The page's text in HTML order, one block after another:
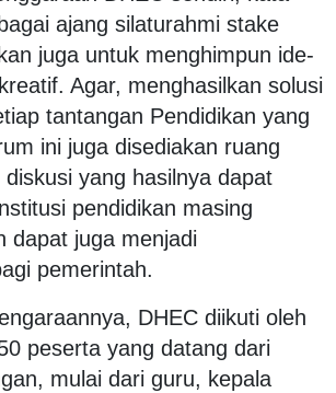
ajang silaturahmi stake
juga untuk menghimpun ide-
Agar, menghasilkan solusi
tantangan Pendidikan yang
ini juga disediakan ruang
diskusi yang hasilnya dapat
pendidikan masing
dapat juga menjadi
pemerintah.
DHEC diikuti oleh
peserta yang datang dari
mulai dari guru, kepala